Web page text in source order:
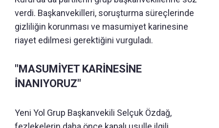
verdi. Başkanvekilleri, soruşturma süreçlerinde
gizliliğin korunması ve masumiyet karinesine
riayet edilmesi gerektiğini vurguladı.
"MASUMİYET KARİNESİNE
İNANIYORUZ"
Yeni Yol Grup Başkanvekili Selçuk Özdağ,